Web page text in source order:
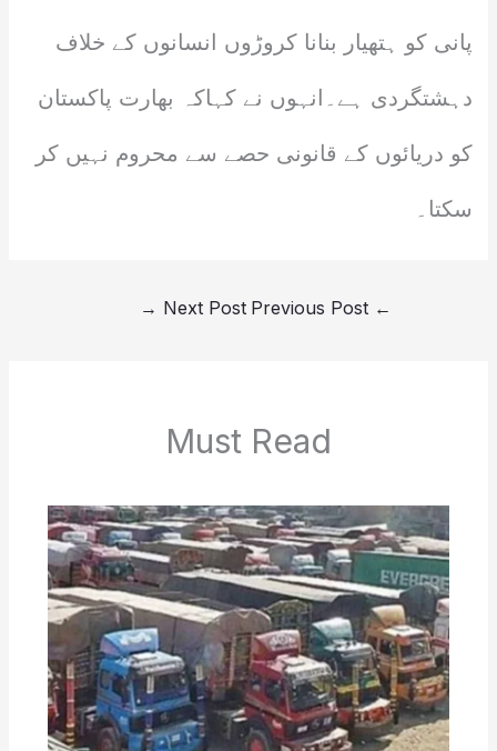
پانی کو ہتھیار بنانا کروڑوں انسانوں کے خلاف
دہشتگردی ہے۔انہوں نے کہاکہ بھارت پاکستان
کو دریائوں کے قانونی حصے سے محروم نہیں کر
سکتا۔
←
Next Post
→
Must Read